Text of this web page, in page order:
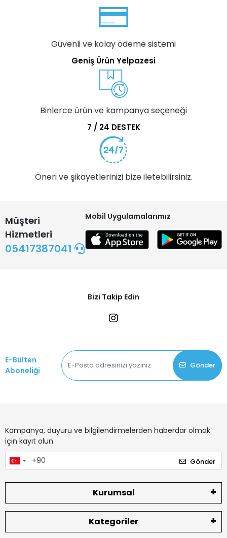
Güvenli ve kolay ödeme sistemi
Geniş Ürün Yelpazesi
Binlerce ürün ve kampanya seçeneği
7 / 24 DESTEK
Öneri ve şikayetlerinizi bize iletebilirsiniz.
Müşteri
Hizmetleri
05417387041
Mobil Uygulamalarımız
Bizi Takip Edin
E-Bülten
Aboneliği
Gönder
Kampanya, duyuru ve bilgilendirmelerden haberdar olmak
için kayıt olun.
Gönder
Kurumsal
Kategoriler